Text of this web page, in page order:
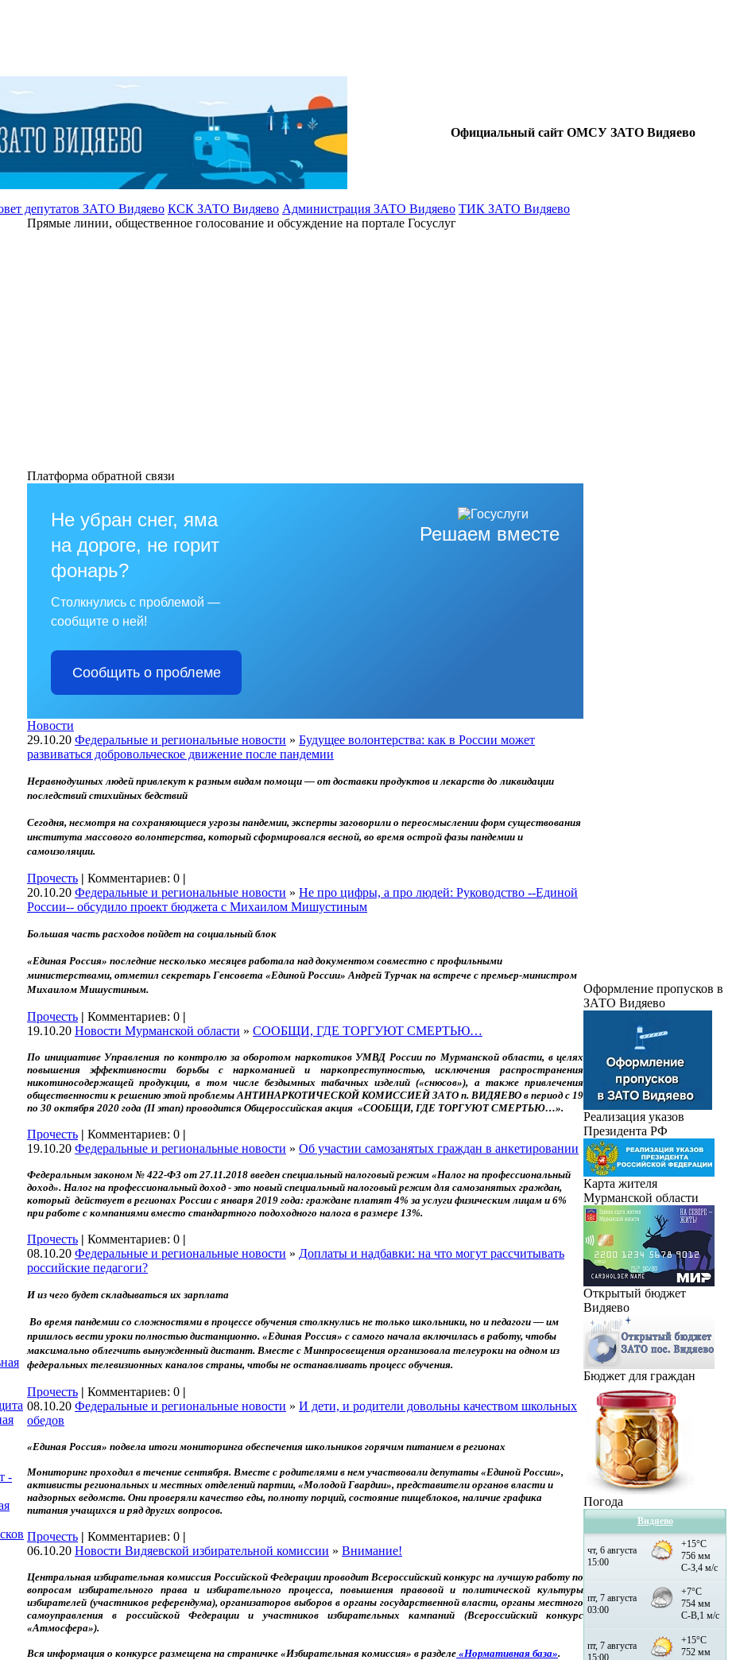
Официальный сайт ОМСУ ЗАТО Видяево
депутатов ЗАТО Видяево КСК ЗАТО Видяево Администрация ЗАТО Видяево ТИК ЗАТО Видяево
-
Прямые линии, общественное голосование и обсуждение на портале Госуслуг
Платформа обратной связи
Решаем вместе
Не убран снег, яма
на дороге, не горит
фонарь?
Столкнулись с проблемой —
сообщите о ней!
Сообщить о проблеме
Новости
29.10.20 Федеральные и региональные новости » Будущее волонтерства: как в России может
развиваться добровольческое движение после пандемии
Неравнодушных людей привлекут к разным видам помощи — от доставки продуктов и лекарств до ликвидации
последствий стихийных бедствий
Сегодня, несмотря на сохраняющиеся угрозы пандемии, эксперты заговорили о переосмыслении форм существования
института массового волонтерства, который сформировался весной, во время острой фазы пандемии и
самоизоляции.
Прочесть | Комментариев: 0 |
20.10.20 Федеральные и региональные новости » Не про цифры, а про людей: Руководство --Единой
России-- обсудило проект бюджета с Михаилом Мишустиным
Большая часть расходов пойдет на социальный блок
«Единая Россия» последние несколько месяцев работала над документом совместно с профильными
министерствами, отметил секретарь Генсовета «Единой России» Андрей Турчак на встрече с премьер-министром
Михаилом Мишустиным.
Прочесть | Комментариев: 0 |
19.10.20 Новости Мурманской области » СООБЩИ, ГДЕ ТОРГУЮТ СМЕРТЬЮ…
По инициативе Управления по контролю за оборотом наркотиков УМВД России по Мурманской области, в целях
повышения эффективности борьбы с наркоманией и наркопреступностью, исключения распространения
никотиносодержащей продукции, в том числе бездымных табачных изделий («снюсов»), а также привлечения
общественности к решению этой проблемы АНТИНАРКОТИЧЕСКОЙ КОМИССИЕЙ ЗАТО п. ВИДЯЕВО в период с 19
по 30 октября 2020 года (II этап) проводится Общероссийская акция «СООБЩИ, ГДЕ ТОРГУЮТ СМЕРТЬЮ…».
Прочесть | Комментариев: 0 |
19.10.20 Федеральные и региональные новости » Об участии самозанятых граждан в анкетировании
Федеральным законом № 422-ФЗ от 27.11.2018 введен специальный налоговый режим «Налог на профессиональный
доход». Налог на профессиональный доход - это новый специальный налоговый режим для самозанятых граждан,
который действует в регионах России с января 2019 года: граждане платят 4% за услуги физическим лицам и 6%
при работе с компаниями вместо стандартного подоходного налога в размере 13%.
Прочесть | Комментариев: 0 |
08.10.20 Федеральные и региональные новости » Доплаты и надбавки: на что могут рассчитывать
российские педагоги?
И из чего будет складываться их зарплата
Во время пандемии со сложностями в процессе обучения столкнулись не только школьники, но и педагоги — им
пришлось вести уроки полностью дистанционно. «Единая Россия» с самого начала включилась в работу, чтобы
максимально облегчить вынужденный дистант. Вместе с Минпросвещения организовала телеуроки на одном из
федеральных телевизионных каналов страны, чтобы не останавливать процесс обучения.
Прочесть | Комментариев: 0 |
08.10.20 Федеральные и региональные новости » И дети, и родители довольны качеством школьных
обедов
«Единая Россия» подвела итоги мониторинга обеспечения школьников горячим питанием в регионах
Мониторинг проходил в течение сентября. Вместе с родителями в нем участвовали депутаты «Единой России»,
активисты региональных и местных отделений партии, «Молодой Гвардии», представители органов власти и
надзорных ведомств. Они проверяли качество еды, полноту порций, состояние пищеблоков, наличие графика
питания учащихся и ряд других вопросов.
Прочесть | Комментариев: 0 |
06.10.20 Новости Видяевской избирательной комиссии » Внимание!
Центральная избирательная комиссия Российской Федерации проводит Всероссийский конкурс на лучшую работу по
вопросам избирательного права и избирательного процесса, повышения правовой и политической культуры
избирателей (участников референдума), организаторов выборов в органы государственной власти, органы местного
самоуправления в российской Федерации и участников избирательных кампаний (Всероссийский конкурс
«Атмосфера»).
Вся информация о конкурсе размещена на страничке «Избирательная комиссия» в разделе «Нормативная база».
Оформление пропусков в
ЗАТО Видяево
Реализация указов
Президента РФ
Карта жителя
Мурманской области
Открытый бюджет
Видяево
Бюджет для граждан
Погода
Видяево